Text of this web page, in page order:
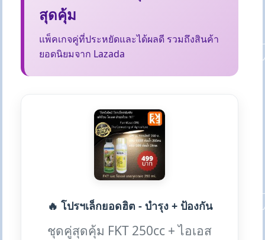
สุดคุ้ม
แพ็คเกจคู่ที่ประหยัดและได้ผลดี รวมถึงสินค้า
ยอดนิยมจาก Lazada
🔥 โปรฯเล็กยอดฮิต - บำรุง + ป้องกัน
ชุดคู่สุดคุ้ม FKT 250cc + ไอเอส